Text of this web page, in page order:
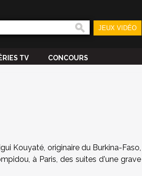
JEUX VIDÉO
TV CONCOURS
Kouyaté, originaire du Burkina-Faso,
à Paris, des suites d'une grave